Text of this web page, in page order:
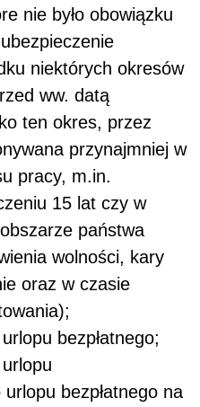
nie było obowiązku
niektórych okresów
ww. datą
ten okres, przez
przynajmniej w
pracy, m.in.
15 lat czy w
państwa
wolności, kary
oraz w czasie
bezpłatnego;
bezpłatnego na